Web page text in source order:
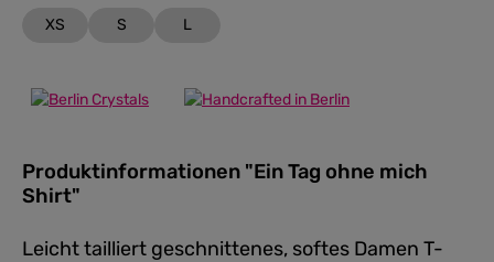
XS S L
Produktinformationen "Ein Tag ohne mich
Shirt"
Leicht tailliert geschnittenes, softes Damen T-